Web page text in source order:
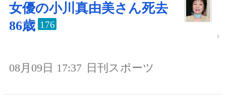
女優の小川真由美さん死去
86歳 176
08月09日 17:37 日刊スポーツ